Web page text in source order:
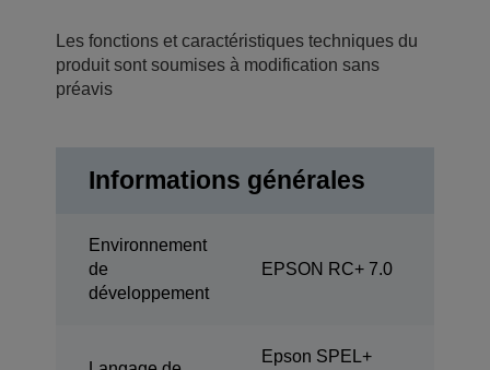
Les fonctions et caractéristiques techniques du
produit sont soumises à modification sans
préavis
Informations générales
Environnement
de
développement
EPSON RC+ 7.0
Epson SPEL+